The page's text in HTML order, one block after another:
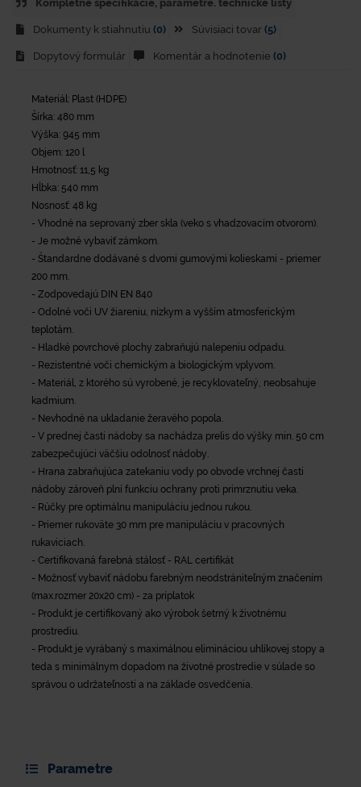
Kompletné špecifikácie, parametre. technické listy
Dokumenty k stiahnutiu (0) Súvisiaci tovar (5)
Dopytový formulár Komentár a hodnotenie (0)
Materiál: Plast (HDPE)
Šírka: 480 mm
Výška: 945 mm
Objem: 120 l
Hmotnosť: 11,5 kg
Hĺbka: 540 mm
Nosnosť: 48 kg
- Vhodné na seprovaný zber skla (veko s vhadzovacím otvorom).
- Je možné vybaviť zámkom.
- Štandardne dodávané s dvomi gumovými kolieskami - priemer
200 mm.
- Zodpovedajú DIN EN 840
- Odolné voči UV žiareniu, nízkym a vyšším atmosferickým
teplotám.
- Hladké povrchové plochy zabraňujú nalepeniu odpadu.
- Rezistentné voči chemickým a biologickým vplyvom.
- Materiál, z ktorého sú vyrobené, je recyklovateľný, neobsahuje
kadmium.
- Nevhodné na ukladanie žeravého popola.
- V prednej časti nádoby sa nachádza prelis do výšky min. 50 cm
zabezpečujúci väčšiu odolnosť nádoby.
- Hrana zabraňujúca zatekaniu vody po obvode vrchnej časti
nádoby zároveň plní funkciu ochrany proti primrznutiu veka.
- Rúčky pre optimálnu manipuláciu jednou rukou.
- Priemer rukoväte 30 mm pre manipuláciu v pracovných
rukaviciach.
- Certifikovaná farebná stálosť - RAL certifikát
- Možnosť vybaviť nádobu farebným neodstrániteľným značením
(max.rozmer 20x20 cm) - za príplatok
- Produkt je certifikovaný ako výrobok šetrný k životnému
prostrediu.
- Produkt je vyrábaný s maximálnou elimináciou uhlíkovej stopy a
teda s minimálnym dopadom na životné prostredie v súlade so
správou o udržateľnosti a na základe osvedčenia.
Parametre